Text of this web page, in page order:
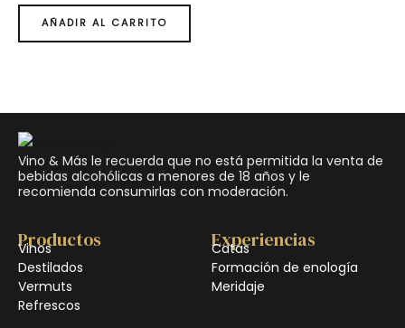
AÑADIR AL CARRITO
Vino & Más le recuerda que no está permitida la venta de
bebidas alcohólicas a menores de 18 años y le
recomienda consumirlas con moderación.
Productos
Vinos
Destilados
Vermuts
Refrescos
Experiencias
Catas
Formación de enología
Meridaje